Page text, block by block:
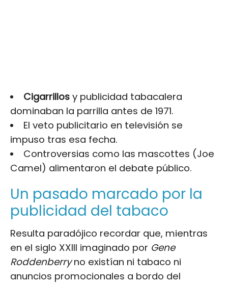
Cigarrillosy publicidad tabacalera
dominaban la parrilla antes de 1971.
El veto publicitario en televisión se
impuso tras esa fecha.
Controversias como las mascottes (Joe
Camel) alimentaron el debate público.
Un pasado marcado por la
publicidad del tabaco
Resulta paradójico recordar que, mientras
en el siglo XXIII imaginado por Gene
Roddenberryno existían ni tabaco ni
anuncios promocionales a bordo del